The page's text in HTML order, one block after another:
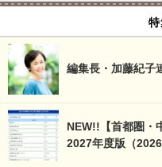
特
編集長・加藤紀子
NEW!!【首都圏・
2027年度版（2026